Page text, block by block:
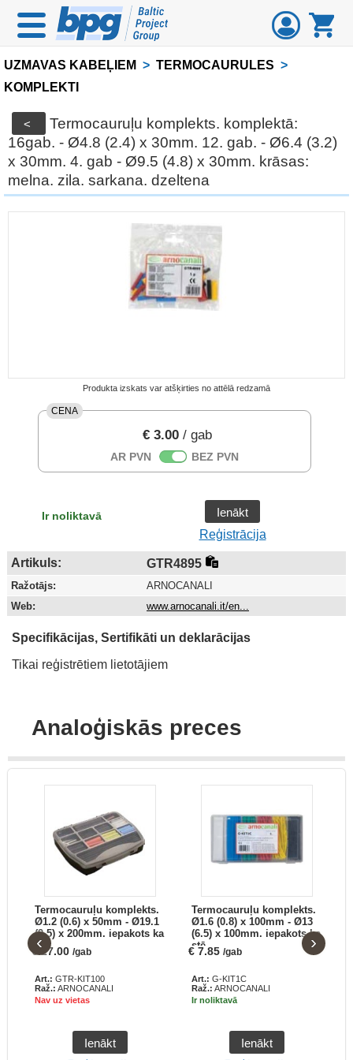
UZMAVAS KABEĻIEM > TERMOCAURULES >
KOMPLEKTI
<
Termocauruļu komplekts. komplektā:
16gab. - Ø4.8 (2.4) x 30mm. 12. gab. - Ø6.4 (3.2)
x 30mm. 4. gab - Ø9.5 (4.8) x 30mm. krāsas:
melna. zila. sarkana. dzeltena
Produkta izskats var atšķirties no attēlā redzamā
CENA
€ 3.00/ gab
AR PVN BEZ PVN
Ir noliktavā
Ienākt
Reģistrācija
Artikuls: GTR4895
Ražotājs:
ARNOCANALI
Web:
www.arnocanali.it/en...
Specifikācijas, Sertifikāti un deklarācijas
Tikai reģistrētiem lietotājiem
Analoģiskās preces
Termocauruļu komplekts.
Ø1.2 (0.6) x 50mm - Ø19.1
(9.5) x 200mm. iepakots ka
stē
€ 27.00 /gab
Art.: GTR-KIT100
Raž.: ARNOCANALI
Nav uz vietas
Ienākt
Termocauruļu komplekts.
Ø1.6 (0.8) x 100mm - Ø13
(6.5) x 100mm. iepakots ka
stē
€ 7.85 /gab
Art.: G-KIT1C
Raž.: ARNOCANALI
Ir noliktavā
Ienākt
‹ ›